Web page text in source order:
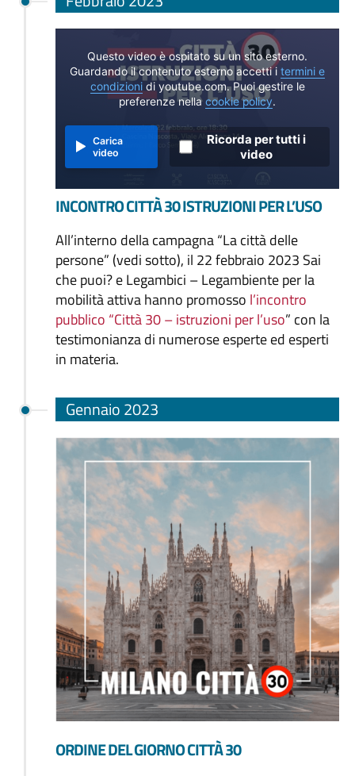
Questo video è ospitato su un sito esterno.
Guardando il contenuto esterno accetti i termini e
condizionidi youtube.com. Puoi gestire le
preferenze nellacookie policy.
Carica
video
Ricorda per tutti i
video
INCONTRO CITTÀ 30 ISTRUZIONI PER L’USO
All’interno della campagna “La città delle
persone” (vedi sotto), il 22 febbraio 2023 Sai
che puoi? e Legambici – Legambiente per la
mobilità attiva hanno promosso l’incontro
pubblico “Città 30 – istruzioni per l’uso” con la
testimonianza di numerose esperte ed esperti
in materia.
Gennaio 2023
ORDINE DEL GIORNO CITTÀ 30